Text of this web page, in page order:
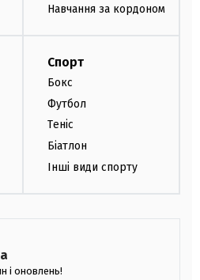
Навчання за кордоном
Спорт
Бокс
Футбол
Теніс
Біатлон
Інші види спорту
і оновлень!